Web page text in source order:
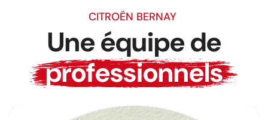
CITROËN BERNAY
Une équipe de
professionnels